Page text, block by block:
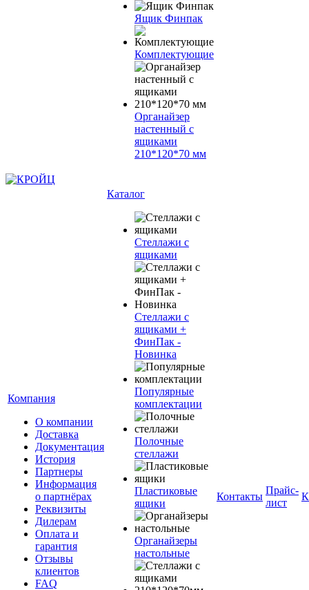
Ящик Финпак
Комплектующие
Органайзер
настенный с
ящиками
210*120*70 мм
Компания
О компании
Доставка
Документация
История
Партнеры
Информация
о партнёрах
Реквизиты
Дилерам
Оплата и
гарантия
Отзывы
клиентов
FAQ
Каталог
Стеллажи с
ящиками
Стеллажи с
ящиками +
ФинПак -
Новинка
Популярные
комплектации
Полочные
стеллажи
Пластиковые
ящики
Органайзеры
настольные
Контакты
Прайс-
лист